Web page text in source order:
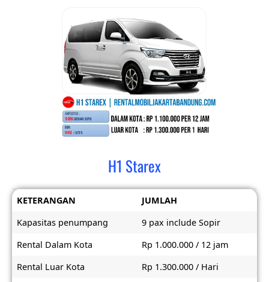
H1 Starex
KETERANGAN
JUMLAH
Kapasitas penumpang
9 pax include Sopir
Rental Dalam Kota
Rp 1.000.000 / 12 jam
Rental Luar Kota
Rp 1.300.000 / Hari